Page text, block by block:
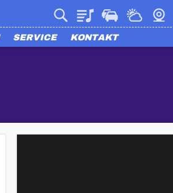
PlaylistVerkehrWetter
SERVICE KONTAKT